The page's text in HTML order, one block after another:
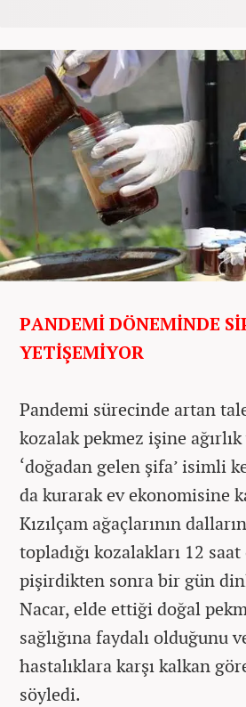
PANDEMİ DÖNEMİNDE
YETİŞEMİYOR
Pandemi sürecinde artan
kozalak pekmez işine
‘doğadan gelen şifa’ isimli
da kurarak ev ekonomisine
Kızılçam ağaçlarının
topladığı kozalakları 12
pişirdikten sonra bir gün
Nacar, elde ettiği doğal
sağlığına faydalı olduğunu
hastalıklara karşı kalkan
söyledi.